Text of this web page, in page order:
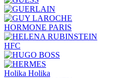
HORMONE PARIS
HFC
Holika Holika